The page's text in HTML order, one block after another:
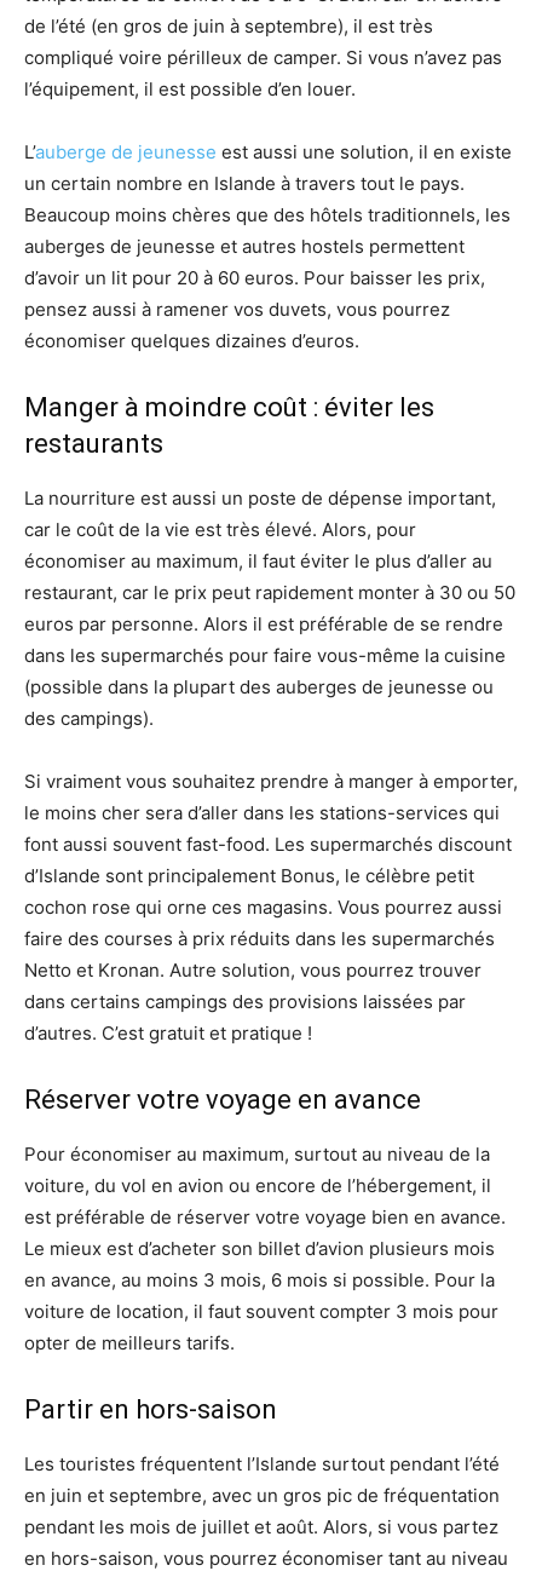
de l’été (en gros de juin à septembre), il est très
compliqué voire périlleux de camper. Si vous n’avez pas
l’équipement, il est possible d’en louer.
L’auberge de jeunesse est aussi une solution, il en existe
un certain nombre en Islande à travers tout le pays.
Beaucoup moins chères que des hôtels traditionnels, les
auberges de jeunesse et autres hostels permettent
d’avoir un lit pour 20 à 60 euros. Pour baisser les prix,
pensez aussi à ramener vos duvets, vous pourrez
économiser quelques dizaines d’euros.
Manger à moindre coût : éviter les
restaurants
La nourriture est aussi un poste de dépense important,
car le coût de la vie est très élevé. Alors, pour
économiser au maximum, il faut éviter le plus d’aller au
restaurant, car le prix peut rapidement monter à 30 ou 50
euros par personne. Alors il est préférable de se rendre
dans les supermarchés pour faire vous-même la cuisine
(possible dans la plupart des auberges de jeunesse ou
des campings).
Si vraiment vous souhaitez prendre à manger à emporter,
le moins cher sera d’aller dans les stations-services qui
font aussi souvent fast-food. Les supermarchés discount
d’Islande sont principalement Bonus, le célèbre petit
cochon rose qui orne ces magasins. Vous pourrez aussi
faire des courses à prix réduits dans les supermarchés
Netto et Kronan. Autre solution, vous pourrez trouver
dans certains campings des provisions laissées par
d’autres. C’est gratuit et pratique !
Réserver votre voyage en avance
Pour économiser au maximum, surtout au niveau de la
voiture, du vol en avion ou encore de l’hébergement, il
est préférable de réserver votre voyage bien en avance.
Le mieux est d’acheter son billet d’avion plusieurs mois
en avance, au moins 3 mois, 6 mois si possible. Pour la
voiture de location, il faut souvent compter 3 mois pour
opter de meilleurs tarifs.
Partir en hors-saison
Les touristes fréquentent l’Islande surtout pendant l’été
en juin et septembre, avec un gros pic de fréquentation
pendant les mois de juillet et août. Alors, si vous partez
en hors-saison, vous pourrez économiser tant au niveau